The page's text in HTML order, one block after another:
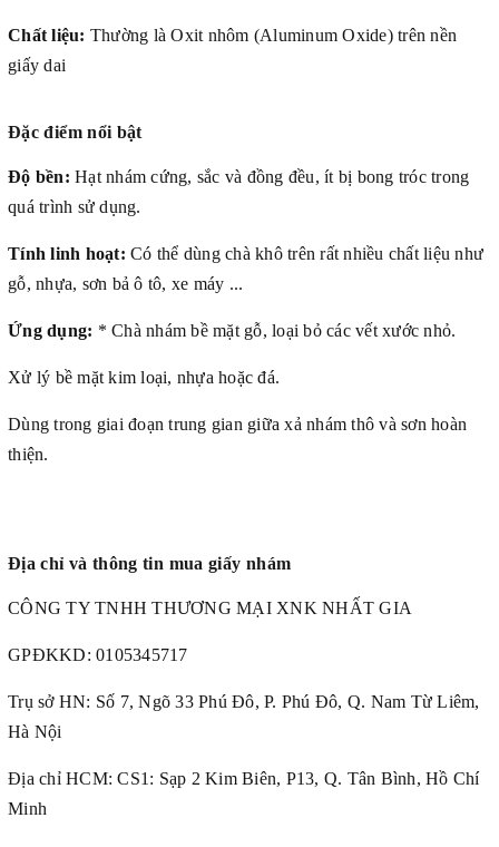
Chất liệu: Thường là Oxit nhôm (Aluminum Oxide) trên nền
giấy dai
Đặc điểm nổi bật
Độ bền: Hạt nhám cứng, sắc và đồng đều, ít bị bong tróc trong
quá trình sử dụng.
Tính linh hoạt: Có thể dùng chà khô trên rất nhiều chất liệu như
gỗ, nhựa, sơn bả ô tô, xe máy ...
Ứng dụng: * Chà nhám bề mặt gỗ, loại bỏ các vết xước nhỏ.
Xử lý bề mặt kim loại, nhựa hoặc đá.
Dùng trong giai đoạn trung gian giữa xả nhám thô và sơn hoàn
thiện.
Địa chỉ và thông tin mua giấy nhám
CÔNG TY TNHH THƯƠNG MẠI XNK NHẤT GIA
GPĐKKD: 0105345717
Trụ sở HN: Số 7, Ngõ 33 Phú Đô, P. Phú Đô, Q. Nam Từ Liêm,
Hà Nội
Địa chỉ HCM: CS1: Sạp 2 Kim Biên, P13, Q. Tân Bình, Hồ Chí
Minh